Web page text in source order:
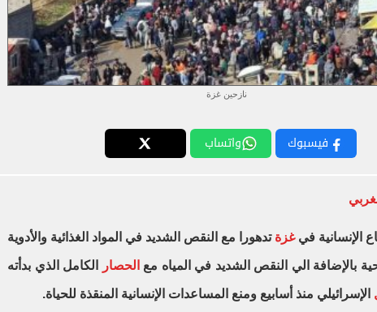
نازحين غزة
فيسبوك واتساب
الإنسانية فيغزة تدهورا مع النقص الشديد في المواد الغذائية والأدوية
بالإضافة الي النقص الشديد في المياه مع الحصار الكامل الذي بدأته
الإسرائيلي منذ أسابيع ومنع المساعدات الإنسانية المنقذة للحياة.